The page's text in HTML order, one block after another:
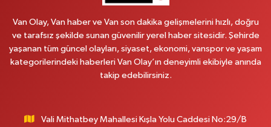
Cumhuriyet Mahallesi, Konak Sokak No:6 Gürpınar Van
Van Olay, Van haber ve Van son dakika gelişmelerini hızlı, doğru
ve tarafsız şekilde sunan güvenilir yerel haber sitesidir. Şehirde
yaşanan tüm güncel olayları, siyaset, ekonomi, vanspor ve yaşam
kategorilerindeki haberleri Van Olay’ın deneyimli ekibiyle anında
takip edebilirsiniz.
Vali Mithatbey Mahallesi Kışla Yolu Caddesi No:29/B